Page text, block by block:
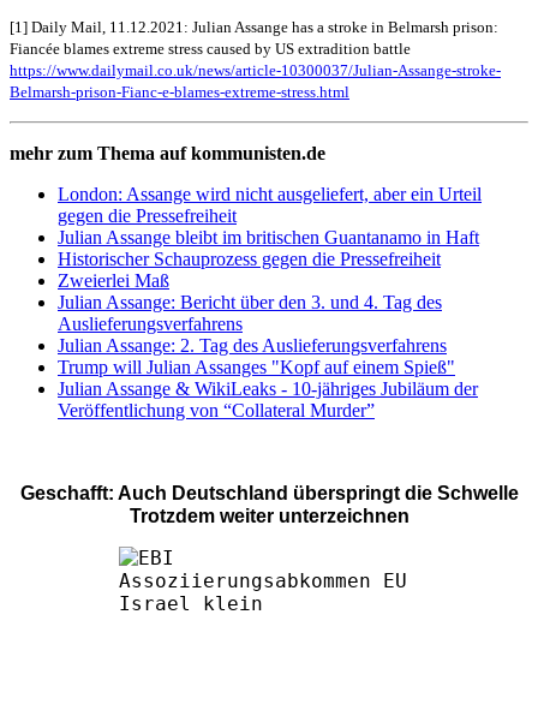
[1] Daily Mail, 11.12.2021: Julian Assange has a stroke in Belmarsh prison:
Fiancée blames extreme stress caused by US extradition battle
https://www.dailymail.co.uk/news/article-10300037/Julian-Assange-stroke-
Belmarsh-prison-Fianc-e-blames-extreme-stress.html
mehr zum Thema auf kommunisten.de
London: Assange wird nicht ausgeliefert, aber ein Urteil
gegen die Pressefreiheit
Julian Assange bleibt im britischen Guantanamo in Haft
Historischer Schauprozess gegen die Pressefreiheit
Zweierlei Maß
Julian Assange: Bericht über den 3. und 4. Tag des
Auslieferungsverfahrens
Julian Assange: 2. Tag des Auslieferungsverfahrens
Trump will Julian Assanges "Kopf auf einem Spieß"
Julian Assange & WikiLeaks - 10-jähriges Jubiläum der
Veröffentlichung von “Collateral Murder”
Geschafft: Auch Deutschland überspringt die Schwelle
Trotzdem weiter unterzeichnen